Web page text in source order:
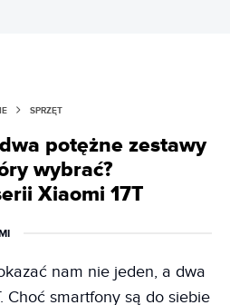
SPRZĘT
potężne zestawy
wybrać?
Xiaomi 17T
nam nie jeden, a dwa
Choć smartfony są do siebie